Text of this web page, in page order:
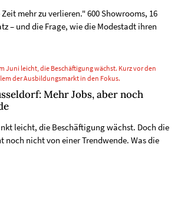
mehr zu verlieren." 600 Showrooms, 16
– und die Frage, wie die Modestadt ihren
Juni leicht, die Beschäftigung wächst. Kurz vor den
der Ausbildungsmarkt in den Fokus.
Mehr Jobs, aber noch
leicht, die Beschäftigung wächst. Doch die
noch nicht von einer Trendwende. Was die